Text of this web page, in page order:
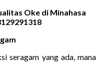
Oke di Minahasa
seragam yang ada, mana